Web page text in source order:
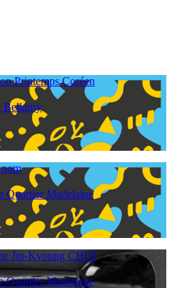
Printemps Coréen
Bellamy
Quartier Madelaine
Jin-Kyoung CHOI
Quartier Madelaine